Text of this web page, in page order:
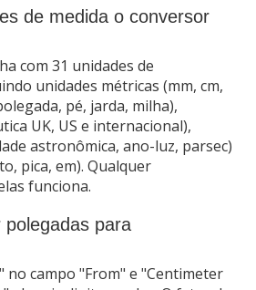
de medida o conversor
com 31 unidades de
unidades métricas (mm, cm,
pé, jarda, milha),
UK, US e internacional),
astronômica, ano-luz, parsec)
pica, em). Qualquer
funciona.
para
no campo "From" e "Centimeter